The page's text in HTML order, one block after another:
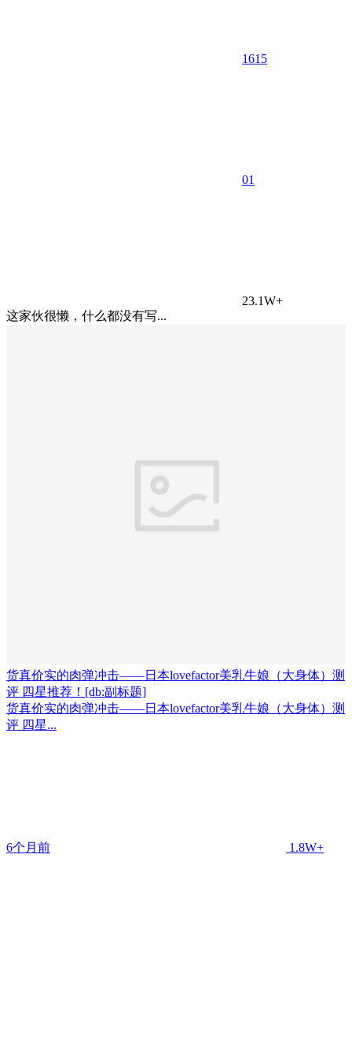
1615
01
23.1W+
这家伙很懒，什么都没有写...
货真价实的肉弹冲击——日本lovefactor美乳牛娘（大身体）测
评 四星推荐！[db:副标题]
货真价实的肉弹冲击——日本lovefactor美乳牛娘（大身体）测
评 四星...
6个月前 1.8W+